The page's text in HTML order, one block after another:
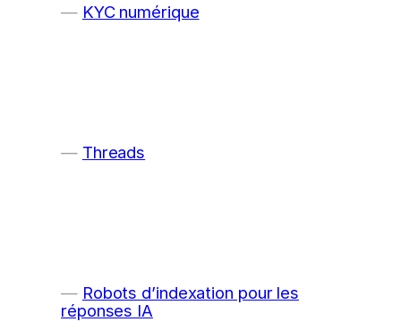
KYC numérique
Threads
Robots d’indexation pour les
réponses IA